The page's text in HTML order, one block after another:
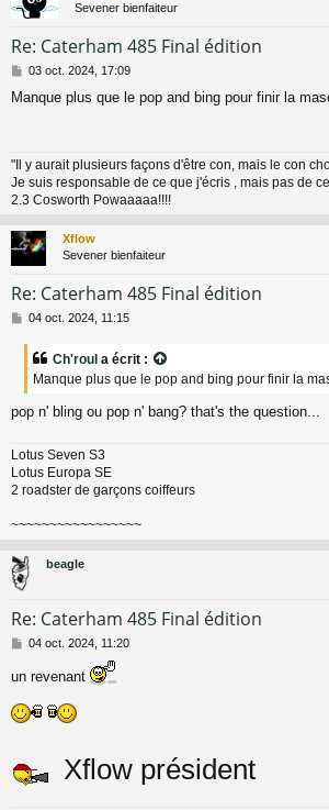
Sevener bienfaiteur
Re: Caterham 485 Final édition
M
s
e
03 oct. 2024, 17:09
Manque plus que le pop and bing pour finir la
"Il y aurait plusieurs façons d'être con, mais le con
Je suis responsable de ce que j'écris , mais pas de
2.3 Cosworth Powaaaaa!!!!
Xflow
Sevener bienfaiteur
Re: Caterham 485 Final édition
M
e
04 oct. 2024, 11:15
Ch'roul a écrit :
Manque plus que le pop and bing pour finir la
pop n' bling ou pop n' bang? that's the question...
Lotus Seven S3
Lotus Europa SE
2 roadster de garçons coiffeurs
~~~~~~~~~~~~~~~~~
beagle
Re: Caterham 485 Final édition
M
s
a
g
04 oct. 2024, 11:20
un revenant
Xflow président